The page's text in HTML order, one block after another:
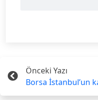
Önceki Yazı
Borsa İstanbul’un